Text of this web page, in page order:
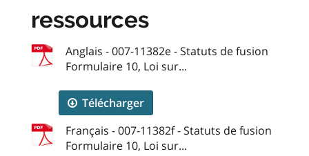
ressources
Anglais - 007-11382e - Statuts de fusion
Formulaire 10, Loi sur...
Télécharger
Français - 007-11382f - Statuts de fusion
Formulaire 10, Loi sur...